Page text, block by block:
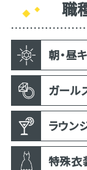
職
朝・昼
ガール
ラウン
特殊衣